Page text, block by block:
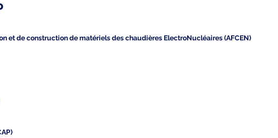
et de construction de matériels des chaudières ElectroNucléaires (AFCEN)